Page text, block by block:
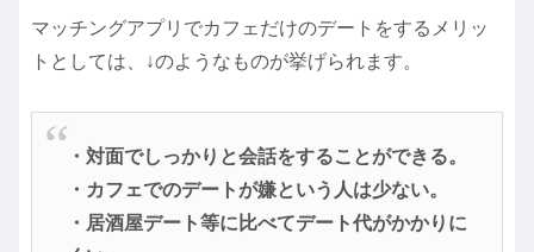
マッチングアプリでカフェだけのデートをするメリッ
トとしては、↓のようなものが挙げられます。
・対面でしっかりと会話をすることができる。
・カフェでのデートが嫌という人は少ない。
・居酒屋デート等に比べてデート代がかかりに